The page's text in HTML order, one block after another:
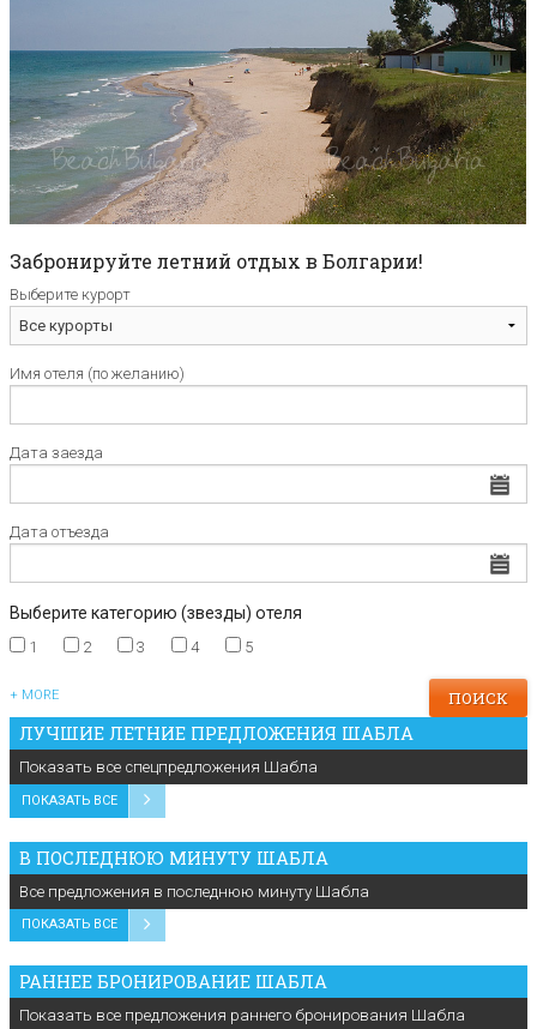
Забронируйте летний отдых в Болгарии!
Выберите курорт
Имя отеля (по желанию)
Дата заезда
Дата отъезда
Выберите категорию (звезды) отеля
1 2 3 4 5
+ MORE
ЛУЧШИЕ ЛЕТНИЕ ПРЕДЛОЖЕНИЯ ШАБЛА
Показать все спецпредложения Шабла
ПОКАЗАТЬ ВСЕ
В ПОСЛЕДНЮЮ МИНУТУ ШАБЛА
Все предложения в последнюю минуту Шабла
ПОКАЗАТЬ ВСЕ
РАННЕЕ БРОНИРОВАНИЕ ШАБЛА
Показать все предложения раннего бронирования Шабла